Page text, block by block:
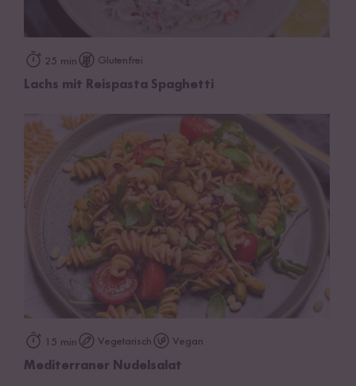
25 min Glutenfrei
Lachs mit Reispasta Spaghetti
15 min Vegetarisch Vegan
Mediterraner Nudelsalat